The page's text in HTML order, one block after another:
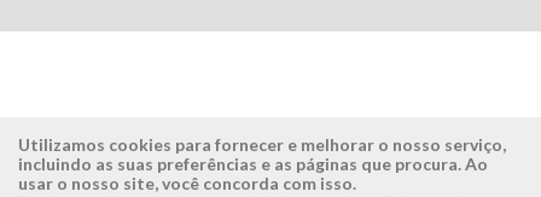
Utilizamos cookies para fornecer e melhorar o nosso serviço,
incluindo as suas preferências e as páginas que procura. Ao
usar o nosso site, você concorda com isso.